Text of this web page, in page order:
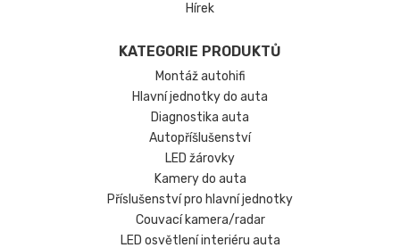
Hírek
KATEGORIE PRODUKTŮ
Montáž autohifi
Hlavní jednotky do auta
Diagnostika auta
Autopříšlušenství
LED žárovky
Kamery do auta
Příslušenství pro hlavní jednotky
Couvací kamera/radar
LED osvětlení interiéru auta